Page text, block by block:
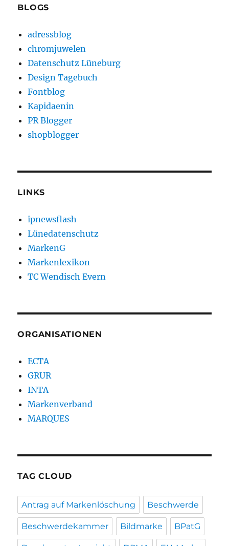
BLOGS
adressblog
chromjuwelen
Datenschutz Lüneburg
Design Tagebuch
Fontblog
Kapidaenin
PR Blogger
shopblogger
LINKS
ipnewsflash
Lünedatenschutz
MarkenG
Markenlexikon
TC Wendisch Evern
ORGANISATIONEN
ECTA
GRUR
INTA
Markenverband
MARQUES
TAG CLOUD
Antrag auf Markenlöschung Beschwerde
Beschwerdekammer Bildmarke BPatG